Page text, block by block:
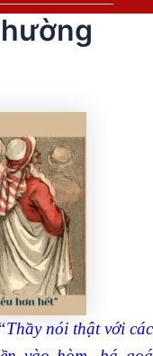
nói thật với các